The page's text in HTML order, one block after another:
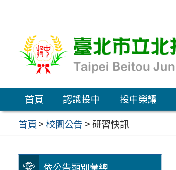
容
區
首頁 認識投中 投中榮耀
首頁 >校園公告 >研習快訊
依公告類別彙總